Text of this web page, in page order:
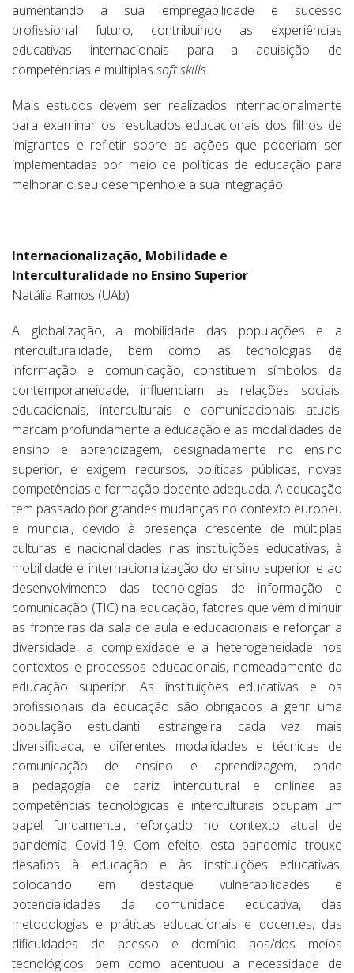
aumentando a sua empregabilidade e sucesso
profissional futuro, contribuindo as experiências
educativas internacionais para a aquisição de
competências e múltiplas soft skills.
Mais estudos devem ser realizados internacionalmente
para examinar os resultados educacionais dos filhos de
imigrantes e refletir sobre as ações que poderiam ser
implementadas por meio de políticas de educação para
melhorar o seu desempenho e a sua integração.
Internacionalização, Mobilidade e
Interculturalidade no Ensino Superior
Natália Ramos (UAb)
A globalização, a mobilidade das populações e a
interculturalidade, bem como as tecnologias de
informação e comunicação, constituem símbolos da
contemporaneidade, influenciam as relações sociais,
educacionais, interculturais e comunicacionais atuais,
marcam profundamente a educação e as modalidades de
ensino e aprendizagem, designadamente no ensino
superior, e exigem recursos, políticas públicas, novas
competências e formação docente adequada. A educação
tem passado por grandes mudanças no contexto europeu
e mundial, devido à presença crescente de múltiplas
culturas e nacionalidades nas instituições educativas, à
mobilidade e internacionalização do ensino superior e ao
desenvolvimento das tecnologias de informação e
comunicação (TIC) na educação, fatores que vêm diminuir
as fronteiras da sala de aula e educacionais e reforçar a
diversidade, a complexidade e a heterogeneidade nos
contextos e processos educacionais, nomeadamente da
educação superior. As instituições educativas e os
profissionais da educação são obrigados a gerir uma
população estudantil estrangeira cada vez mais
diversificada, e diferentes modalidades e técnicas de
comunicação de ensino e aprendizagem, onde
a pedagogia de cariz intercultural e onlinee as
competências tecnológicas e interculturais ocupam um
papel fundamental, reforçado no contexto atual de
pandemia Covid-19. Com efeito, esta pandemia trouxe
desafios à educação e às instituições educativas,
colocando em destaque vulnerabilidades e
potencialidades da comunidade educativa, das
metodologias e práticas educacionais e docentes, das
dificuldades de acesso e domínio aos/dos meios
tecnológicos, bem como acentuou a necessidade de